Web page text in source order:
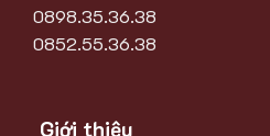
0898.35.36.38
0852.55.36.38
Giới thiệu